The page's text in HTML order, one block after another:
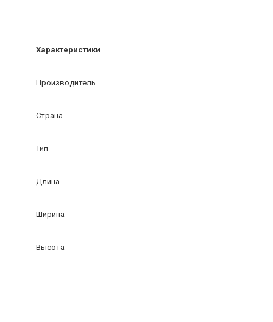
Характеристики
Производитель
Страна
Тип
Длина
Ширина
Высота